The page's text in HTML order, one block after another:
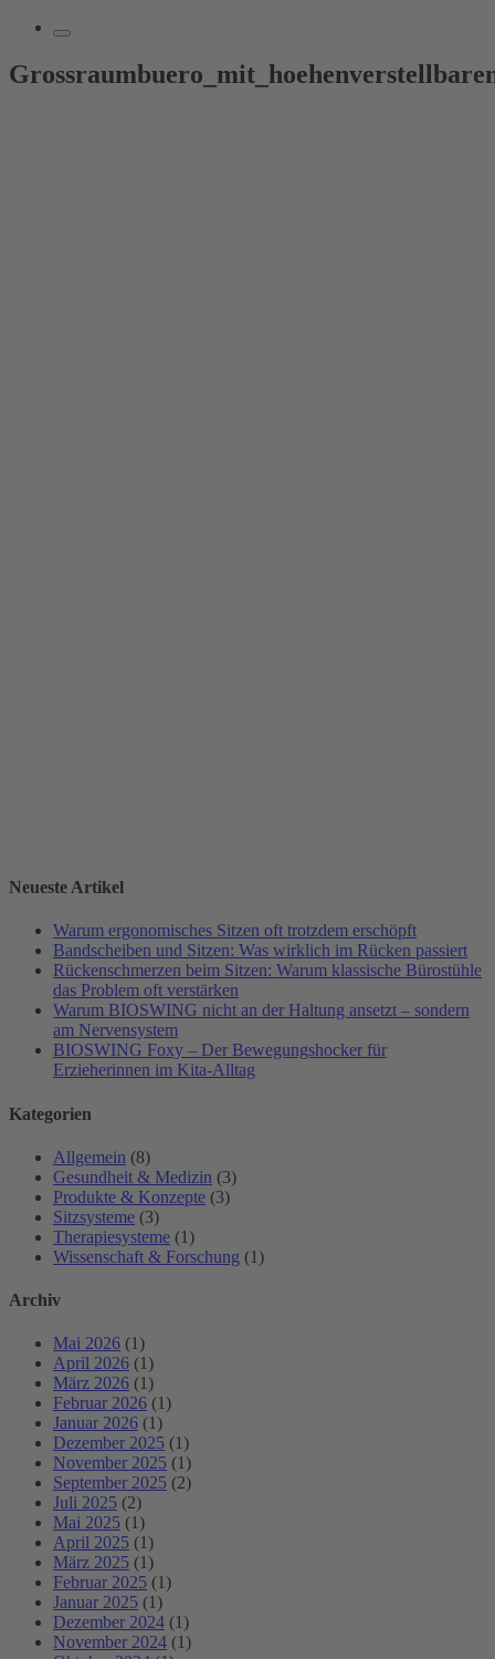
Neueste Artikel
Warum ergonomisches Sitzen oft trotzdem erschöpft
Bandscheiben und Sitzen: Was wirklich im Rücken passiert
Rückenschmerzen beim Sitzen: Warum klassische Bürostühle
das Problem oft verstärken
Warum BIOSWING nicht an der Haltung ansetzt – sondern
am Nervensystem
BIOSWING Foxy – Der Bewegungshocker für
Erzieherinnen im Kita-Alltag
Kategorien
Allgemein (8)
Gesundheit & Medizin (3)
Produkte & Konzepte (3)
Sitzsysteme (3)
Therapiesysteme (1)
Wissenschaft & Forschung (1)
Archiv
Mai 2026 (1)
April 2026 (1)
März 2026 (1)
Februar 2026 (1)
Januar 2026 (1)
Dezember 2025 (1)
November 2025 (1)
September 2025 (2)
Juli 2025 (2)
Mai 2025 (1)
April 2025 (1)
März 2025 (1)
Februar 2025 (1)
Januar 2025 (1)
Dezember 2024 (1)
November 2024 (1)